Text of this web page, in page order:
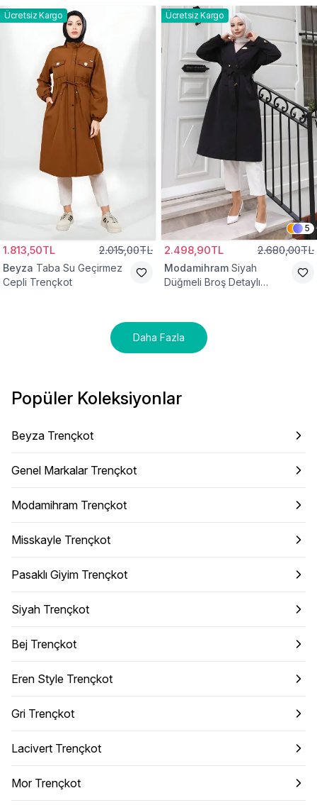
Ücretsiz Kargo
1.813,50TL 2.015,00TL
Beyza Taba Su Geçirmez
Cepli Trençkot
Ücretsiz Kargo
5
2.498,90TL 2.680,00TL
Modamihram Siyah
Düğmeli Broş Detaylı
Daha Fazla
Popüler Koleksiyonlar
Beyza Trençkot
Genel Markalar Trençkot
Modamihram Trençkot
Misskayle Trençkot
Pasaklı Giyim Trençkot
Siyah Trençkot
Bej Trençkot
Eren Style Trençkot
Gri Trençkot
Lacivert Trençkot
Mor Trençkot